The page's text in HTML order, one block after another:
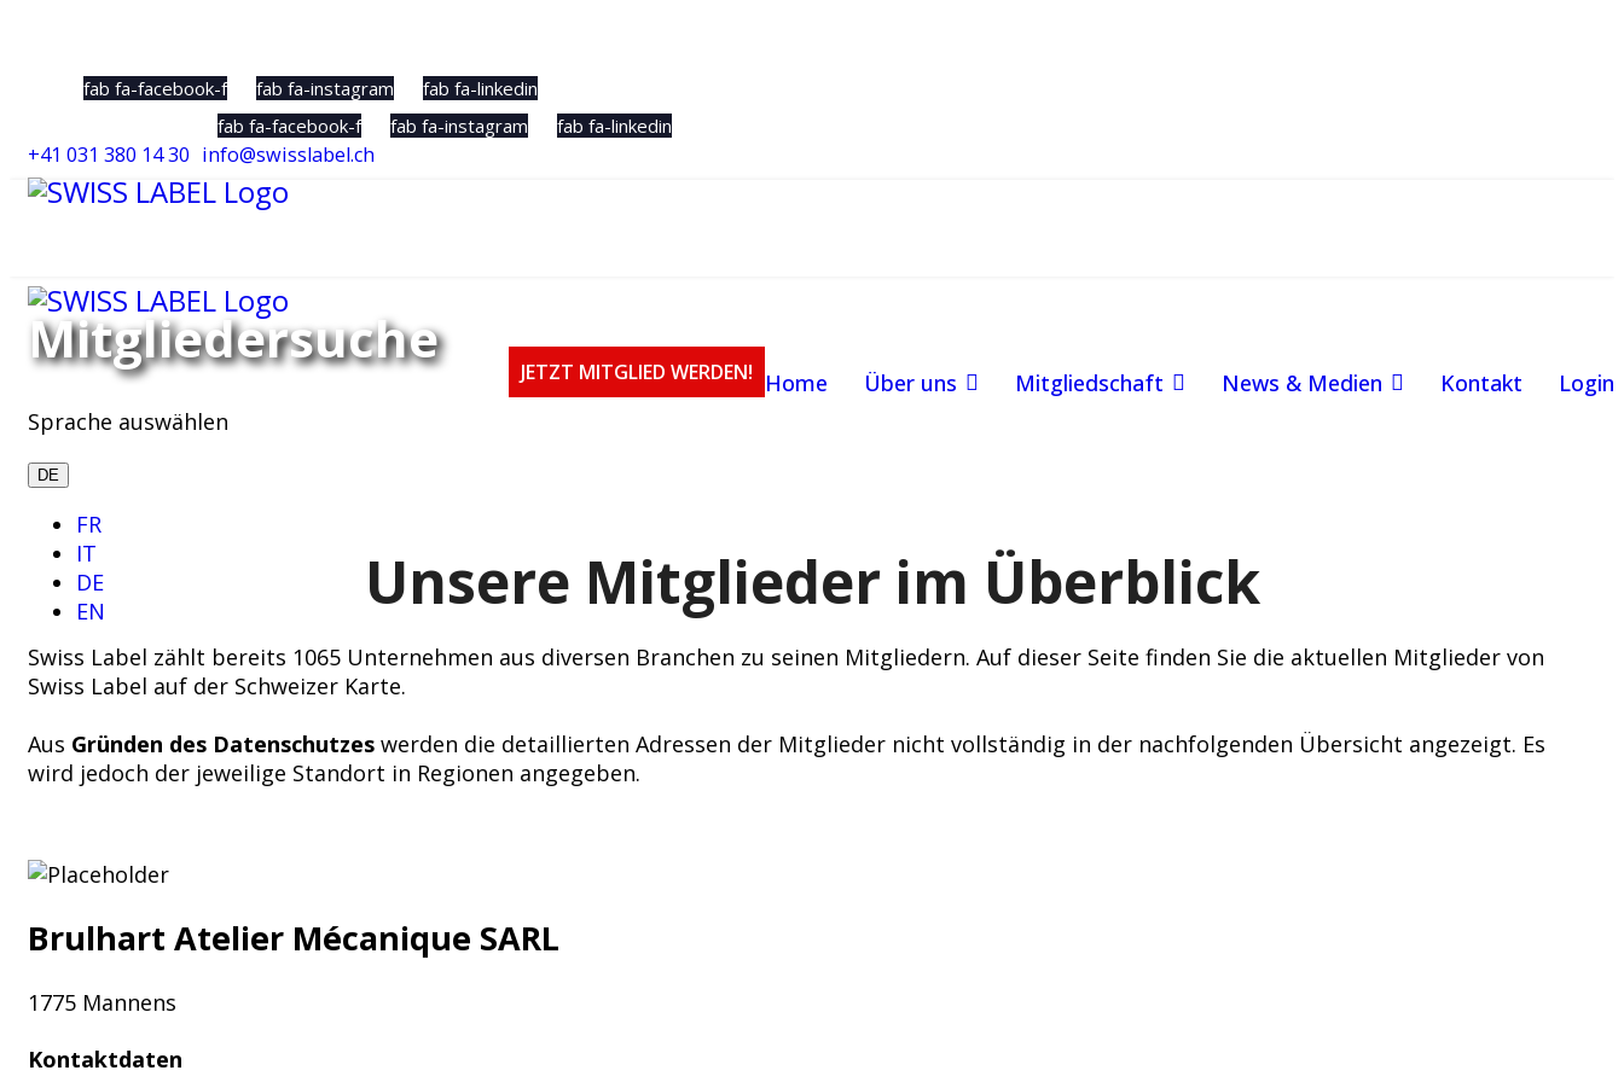
fab fa-facebook-f fab fa-instagram
fab fa-linkedin
fab fa-facebook-f
fab fa-instagram fab fa-linkedin
+41 031 380 14 30 info@swisslabel.ch
Home Über uns Mitgliedschaft News & Medien Kontakt Login
JETZT MITGLIED WERDEN!
Sprache auswählen
DE
FR
IT
DE
EN
Mitgliedersuche
Unsere Mitglieder im Überblick
Swiss Label zählt bereits 1065 Unternehmen aus diversen Branchen zu seinen Mitgliedern. Auf dieser Seite finden Sie die aktuellen Mitglieder von
Swiss Label auf der Schweizer Karte.
Aus Gründen des Datenschutzes werden die detaillierten Adressen der Mitglieder nicht vollständig in der nachfolgenden Übersicht angezeigt. Es
wird jedoch der jeweilige Standort in Regionen angegeben.
Brulhart Atelier Mécanique SARL
1775 Mannens
Kontaktdaten